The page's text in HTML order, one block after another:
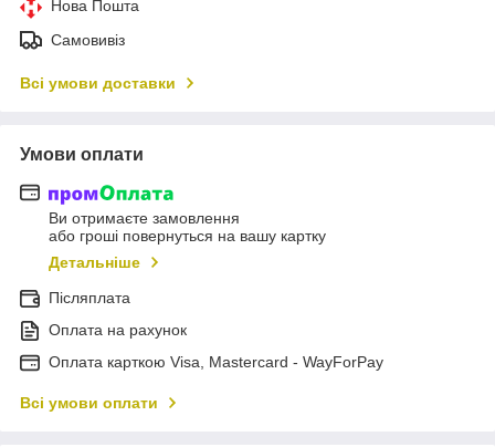
Нова Пошта
Самовивіз
Всі умови доставки
Умови оплати
Ви отримаєте замовлення
або гроші повернуться на вашу картку
Детальніше
Післяплата
Оплата на рахунок
Оплата карткою Visa, Mastercard - WayForPay
Всі умови оплати